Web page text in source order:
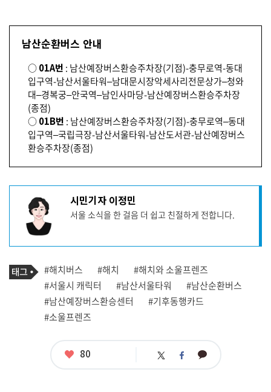
남산순환버스 안내
○01A번 : 남산예장버스환승주차장(기점)-충무로역-동대
입구역-남산서울타워–남대문시장악세사리전문상가–청와
대–경복궁–안국역–남인사마당-남산예장버스환승주차장
(종점)
○01B번 : 남산예장버스환승주차장(기점)-충무로역–동대
입구역–국립극장-남산서울타워-남산도서관-남산예장버스
환승주차장(종점)
프
필
시민기자 이정민
서울 소식을 한 걸음 더 쉽고 친절하게 전합니다.
기
사
관
련
태
그
태
그
#해치버스 #해치
#해치와 소울프렌즈
#서울시 캐릭터
#남산서울타워
#남산순환버스
#남산예장버스환승센터
#기후동행카드
#소울프렌즈
좋
80 트 페 카